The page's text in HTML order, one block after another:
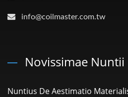
info@coilmaster.com.tw
Novissimae Nuntii
Nuntius De Aestimatio